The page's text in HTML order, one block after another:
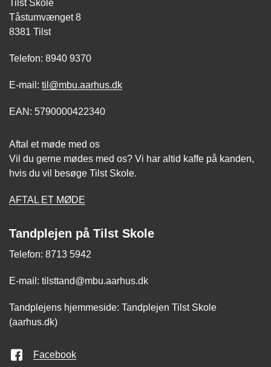
Tilst Skole
Tåstumvænget 8
8381 Tilst
Telefon: 8940 9370
E-mail: til@mbu.aarhus.dk
EAN: 5790000422340
Aftal et møde med os
Vil du gerne mødes med os? Vi har altid kaffe på kanden,
hvis du vil besøge Tilst Skole.
AFTAL ET MØDE
Tandplejen på Tilst Skole
Telefon: 8713 5942
E-mail: tilsttand@mbu.aarhus.dk
Tandplejens hjemmeside: Tandplejen Tilst Skole
(aarhus.dk)
Facebook